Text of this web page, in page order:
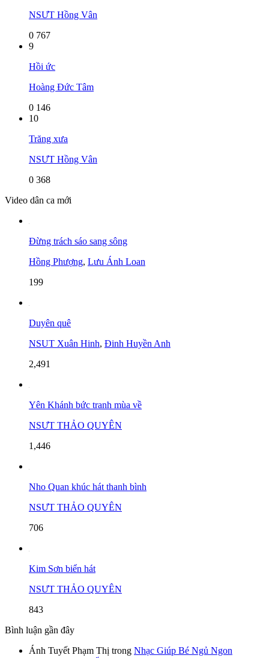
NSƯT Hồng Vân
0 767
9
Hồi ức
Hoàng Đức Tâm
0 146
10
Trăng xưa
NSƯT Hồng Vân
0 368
Video dân ca mới
Đừng trách sáo sang sông
Hồng Phượng, Lưu Ánh Loan
199
Duyên quê
NSUT Xuân Hinh, Đinh Huyền Anh
2,491
Yên Khánh bức tranh mùa về
NSƯT THẢO QUYÊN
1,446
Nho Quan khúc hát thanh bình
NSƯT THẢO QUYÊN
706
Kim Sơn biển hát
NSƯT THẢO QUYÊN
843
Bình luận gần đây
Ánh Tuyết Phạm Thị trong Nhạc Giúp Bé Ngủ Ngon